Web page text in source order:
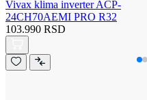
Vivax klima inverter ACP-
24CH70AEMI PRO R32
103.990 RSD